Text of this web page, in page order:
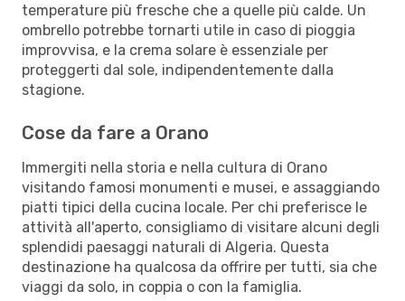
temperature più fresche che a quelle più calde. Un
ombrello potrebbe tornarti utile in caso di pioggia
improvvisa, e la crema solare è essenziale per
proteggerti dal sole, indipendentemente dalla
stagione.
Cose da fare a Orano
Immergiti nella storia e nella cultura di Orano
visitando famosi monumenti e musei, e assaggiando
piatti tipici della cucina locale. Per chi preferisce le
attività all'aperto, consigliamo di visitare alcuni degli
splendidi paesaggi naturali di Algeria. Questa
destinazione ha qualcosa da offrire per tutti, sia che
viaggi da solo, in coppia o con la famiglia.